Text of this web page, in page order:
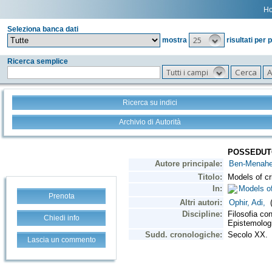
Seleziona banca dati
mostra
25 risultati per
Ricerca semplice
Tutti i campi
Ricerca su indici
Archivio di Autorità
Prenota
Chiedi info
Lascia un commento